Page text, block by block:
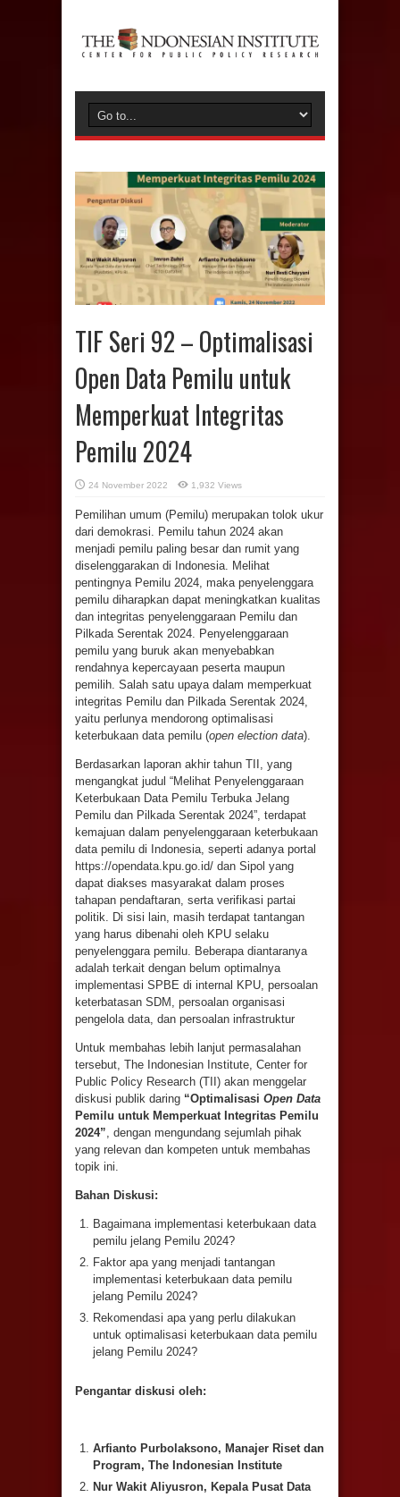
TIF Seri 92 – Optimalisasi
Open Data Pemilu untuk
Memperkuat Integritas
Pemilu 2024
24 November 2022 1,932 Views
Pemilihan umum (Pemilu) merupakan tolok ukur
dari demokrasi. Pemilu tahun 2024 akan
menjadi pemilu paling besar dan rumit yang
diselenggarakan di Indonesia. Melihat
pentingnya Pemilu 2024, maka penyelenggara
pemilu diharapkan dapat meningkatkan kualitas
dan integritas penyelenggaraan Pemilu dan
Pilkada Serentak 2024. Penyelenggaraan
pemilu yang buruk akan menyebabkan
rendahnya kepercayaan peserta maupun
pemilih. Salah satu upaya dalam memperkuat
integritas Pemilu dan Pilkada Serentak 2024,
yaitu perlunya mendorong optimalisasi
keterbukaan data pemilu (open election data).
Berdasarkan laporan akhir tahun TII, yang
mengangkat judul “Melihat Penyelenggaraan
Keterbukaan Data Pemilu Terbuka Jelang
Pemilu dan Pilkada Serentak 2024”, terdapat
kemajuan dalam penyelenggaraan keterbukaan
data pemilu di Indonesia, seperti adanya portal
https://opendata.kpu.go.id/ dan Sipol yang
dapat diakses masyarakat dalam proses
tahapan pendaftaran, serta verifikasi partai
politik. Di sisi lain, masih terdapat tantangan
yang harus dibenahi oleh KPU selaku
penyelenggara pemilu. Beberapa diantaranya
adalah terkait dengan belum optimalnya
implementasi SPBE di internal KPU, persoalan
keterbatasan SDM, persoalan organisasi
pengelola data, dan persoalan infrastruktur
Untuk membahas lebih lanjut permasalahan
tersebut, The Indonesian Institute, Center for
Public Policy Research (TII) akan menggelar
diskusi publik daring “Optimalisasi Open Data
Pemilu untuk Memperkuat Integritas Pemilu
2024”, dengan mengundang sejumlah pihak
yang relevan dan kompeten untuk membahas
topik ini.
Bahan Diskusi:
Bagaimana implementasi keterbukaan data
pemilu jelang Pemilu 2024?
Faktor apa yang menjadi tantangan
implementasi keterbukaan data pemilu
jelang Pemilu 2024?
Rekomendasi apa yang perlu dilakukan
untuk optimalisasi keterbukaan data pemilu
jelang Pemilu 2024?
Pengantar diskusi oleh:
Arfianto Purbolaksono, Manajer Riset dan
Program, The Indonesian Institute
Nur Wakit Aliyusron, Kepala Pusat Data